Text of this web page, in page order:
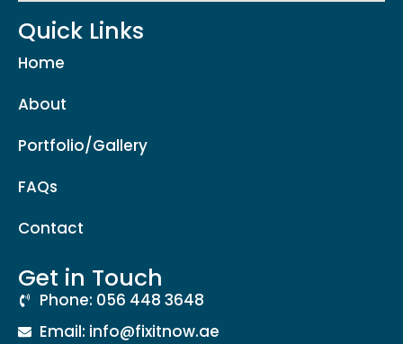
Quick Links
Home
About
Portfolio/Gallery
FAQs
Contact
Get in Touch
Phone: 056 448 3648
Email: info@fixitnow.ae